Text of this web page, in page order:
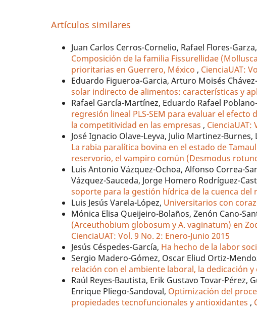
Artículos similares
Juan Carlos Cerros-Cornelio, Rafael Flores-
Composición de la familia Fissurellidae
prioritarias en Guerrero, México , CienciaUAT:
Eduardo Figueroa-Garcia, Arturo Moisés
solar indirecto de alimentos: características y
Rafael García-Martínez, Eduardo Rafael
regresión lineal PLS-SEM para evaluar el
la competitividad en las empresas , CienciaUAT:
José Ignacio Olave-Leyva, Julio Martinez-
La rabia paralítica bovina en el estado de
reservorio, el vampiro común (Desmodus
Luis Antonio Vázquez-Ochoa, Alfonso Correa-
Vázquez-Sauceda, Jorge Homero Rodríguez-
soporte para la gestión hídrica de la cuenca del
Luis Jesús Varela-López, Universitarios con
Mónica Elisa Queijeiro-Bolaños, Zenón Cano-
(Arceuthobium globosum y A. vaginatum) en
CienciaUAT: Vol. 9 No. 2: Enero-Junio 2015
Jesús Céspedes-García, Ha hecho de la labor
Sergio Madero-Gómez, Oscar Eliud Ortiz-
relación con el ambiente laboral, la dedicación
Raúl Reyes-Bautista, Erik Gustavo Tovar-Pérez,
Enrique Pliego-Sandoval, Optimización del
propiedades tecnofuncionales y antioxidantes ,